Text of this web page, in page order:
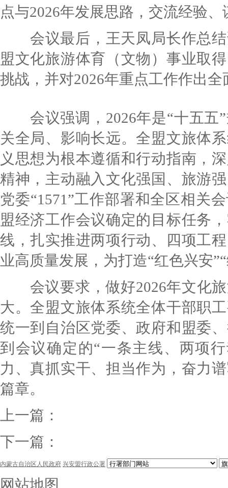
点与2026年发展思路，交流经验
会议最后，王天凤局长作总结
盟文化旅游体育（文物）事业取
挑战，并对2026年重点工作作出全
会议强调，2026年是“十五五”
关全局、影响长远。全盟文旅体
义思想为根本遵循和行动指南，
精神，主动融入文化强国、旅游
党委“1571”工作部署和全区相关
盟经济工作会议确定的目标任务
线，扎实推进两项行动、四项工
业高质量发展，为打造“红色兴安
会议要求，做好2026年文化旅
大。全盟文旅体系统全体干部职
统一到自治区党委、政府和盟委
到会议确定的“一条主线、两项
力、真抓实干、担当作为，奋力
篇章。
上一篇：
下一篇：
内蒙古自治区人民政府 兴安盟行政公署
网站地图